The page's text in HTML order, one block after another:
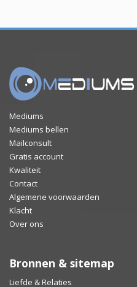
Mediums
Mediums bellen
Mailconsult
Gratis account
Kwaliteit
Contact
Algemene voorwaarden
Klacht
Over ons
Bronnen & sitemap
Liefde & Relaties